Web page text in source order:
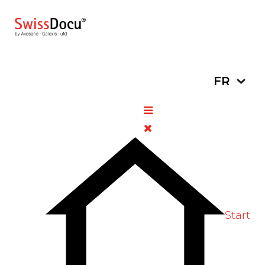
FR
Start
Révision de la loi sur les
produits thérapeutiques :
sécurité de la médication
Informations
générales